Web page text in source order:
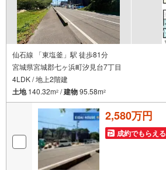
仙石線 「東塩釜」駅 徒歩81分
宮城県宮城郡七ヶ浜町汐見台7丁目
4LDK / 地上2階建
土地140.32m2 /建物95.58m2
2,580万円
成約でもらえる